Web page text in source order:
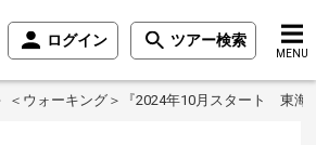
ログイン ツアー検索
MENU
＜ウォーキング＞『2024年10月スタート 東